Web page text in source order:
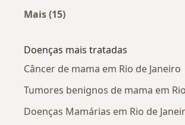
Mais (15)
Doenças mais tratadas
Câncer de mama em Rio de Janeiro
Tumores benignos de mama em
Doenças Mamárias em Rio de